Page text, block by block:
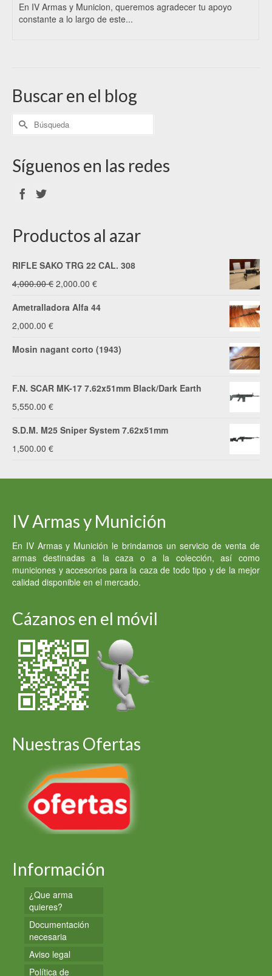
En IV Armas y Municion, queremos agradecer tu apoyo
constante a lo largo de este...
Buscar en el blog
Síguenos en las redes
Productos al azar
RIFLE SAKO TRG 22 CAL. 308
4,000.00€ El
precio
4,000.00 €.
2,000.00 €El
2,000.00 €.
Ametralladora Alfa 44
2,000.00 €
Mosin nagant corto (1943)
F.N. SCAR MK-17 7.62x51mm Black/Dark Earth
5,550.00 €
S.D.M. M25 Sniper System 7.62x51mm
1,500.00 €
IV Armas y Munición
En IV Armas y Munición le brindamos un servicio de venta de
armas destinadas a la caza o a la colección, así como
municiones y accesorios para la caza de todo tipo y de la mejor
calidad disponible en el mercado.
Cázanos en el móvil
Nuestras Ofertas
Información
¿Que arma
quieres?
Documentación
necesaria
Aviso legal
Política de